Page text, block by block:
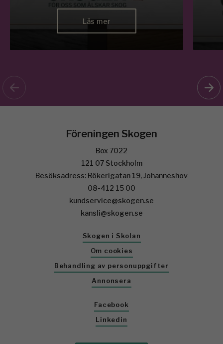
Läs mer
Föreningen Skogen
Box 7022
121 07 Stockholm
Besöksadress: Rökerigatan 19, Johanneshov
08-412 15 00
kundservice@skogen.se
kansli@skogen.se
Skogen i Skolan
Om cookies
Behandling av personuppgifter
Annonsera
Facebook
Linkedin